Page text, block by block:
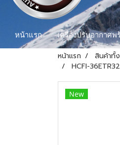
หน้าแรก เครื่องปรับอากาศ
หน้าแรก สินค้าทั้
HCFI-
New